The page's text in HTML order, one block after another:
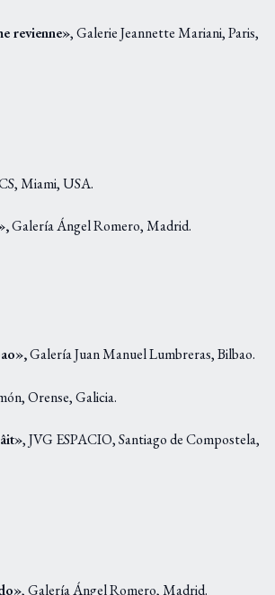
revienne», Galerie Jeannette Mariani, Paris,
Miami, USA.
Galería Ángel Romero, Madrid.
Galería Juan Manuel Lumbreras, Bilbao.
Orense, Galicia.
, JVG ESPACIO, Santiago de Compostela,
, Galería Ángel Romero, Madrid.